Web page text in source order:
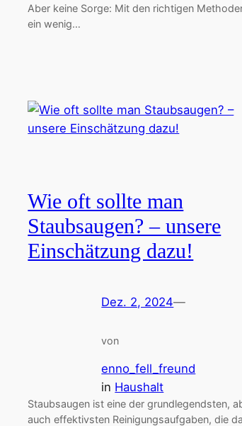
Aber keine Sorge: Mit den richtigen
ein wenig…
Wie oft sollte man
Staubsaugen? – unsere
Einschätzung dazu!
Dez. 2, 2024—
von
enno_fell_freund
in Haushalt
Staubsaugen ist eine der grundlegendsten,
auch effektivsten Reinigungsaufgaben, die